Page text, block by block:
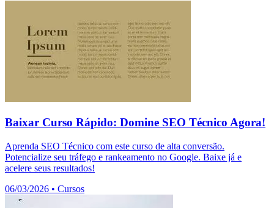
Baixar Curso Rápido: Domine SEO Técnico Agora!
Aprenda SEO Técnico com este curso de alta conversão.
Potencialize seu tráfego e rankeamento no Google. Baixe já e
acelere seus resultados!
06/03/2026 • Cursos